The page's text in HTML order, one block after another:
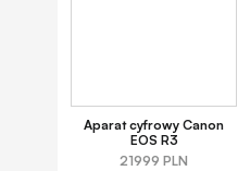
Aparat cyfrowy Canon
EOS R3
21999 PLN